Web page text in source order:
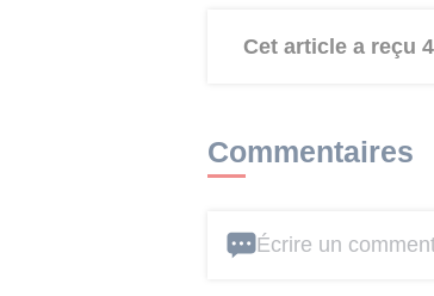
Cet article a reçu
Commentaires
Écrire un